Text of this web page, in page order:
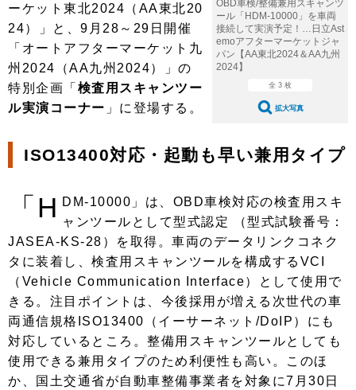
クト
コラム
ショップレポート プロショップ検索
レストア
カーメーカー「旧車」関連プロジ
ェクト
コラム
インタビュー
イベント
イベント告知 イベントレポート
OBD車検/整備兼用スキャンツ
ール「HDM-10000」を車両
接続して実演予定！…日立Ast
emoアフターマーケットジャ
パン【AA東北2024＆AA九州
2024】
全 3 枚
拡大写真
ーケット東北2024（AA東北20
24）」と、9月28～29日開催
「オートアフターマーケット九
州2024（AA九州2024）」の
特別企画「 検査用スキャンツー
ル実演コーナー 」に登場する。
ISO13400対応・起動も早い兼用タイプ
「H DM-10000」は、OBD車検対応の検査用スキ
ャンツールとして型式認定 （型式試験番号：
JASEA-KS-28）を取得。車両のデータリンクコネク
タに装着し、検査用スキャンツールを構成するVCI
（Vehicle Communication Interface）として使用で
きる。注目ポイントは、今後採用が増える次世代の車
両通信規格ISO13400（イーサーネット/DoIP）にも
対応しているところ。整備用スキャンツールとしても
使用できる兼用タイプのため利便性も高い。このほ
か、国土交通省が自動車整備事業者を対象に7月30日